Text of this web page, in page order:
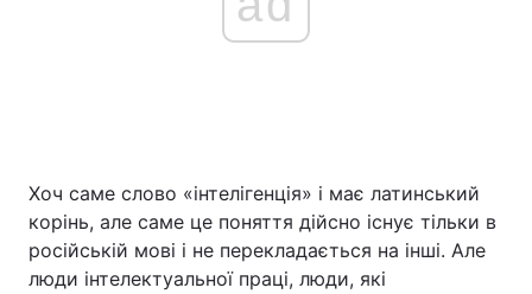
Хоч саме слово «інтелігенція» і має латинський
корінь, але саме це поняття дійсно існує тільки в
російській мові і не перекладається на інші. Але
люди інтелектуальної праці, люди, які